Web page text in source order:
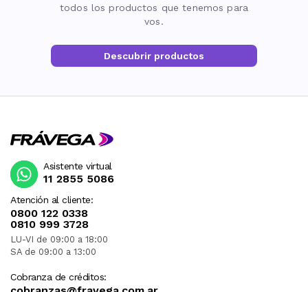
todos los productos que tenemos para
vos.
Descubrir productos
Atención al cliente:
0800 122 0338
0810 999 3728
LU-VI de 09:00 a 18:00
SA de 09:00 a 13:00
Cobranza de créditos:
Asistente virtual
11 2855 5086